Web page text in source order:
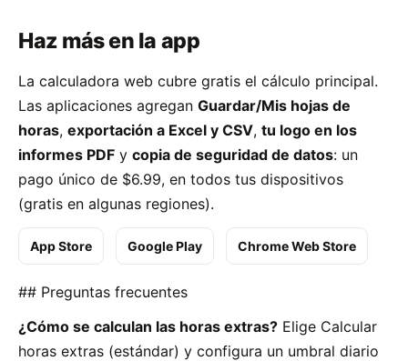
Haz más en la app
La calculadora web cubre gratis el cálculo principal.
Las aplicaciones agregan Guardar/Mis hojas de
horas, exportación a Excel y CSV, tu logo en los
informes PDF y copia de seguridad de datos: un
pago único de $6.99, en todos tus dispositivos
(gratis en algunas regiones).
App Store Google Play Chrome Web Store
## Preguntas frecuentes
¿Cómo se calculan las horas extras? Elige Calcular
horas extras (estándar) y configura un umbral diario